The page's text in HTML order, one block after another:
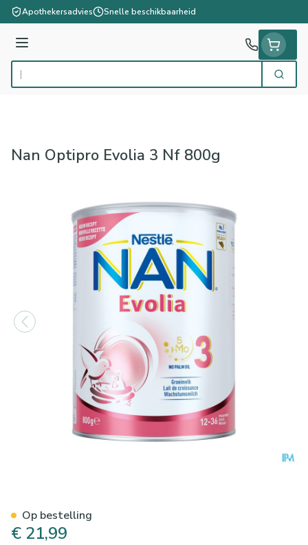
Ga naar de inhoud
Apothekersadvies Snelle beschikbaarheid
Menu
Product, merk, categorie... Zoek
Nan Optipro Evolia 3 Nf 800g
€ 21,99
Op bestelling